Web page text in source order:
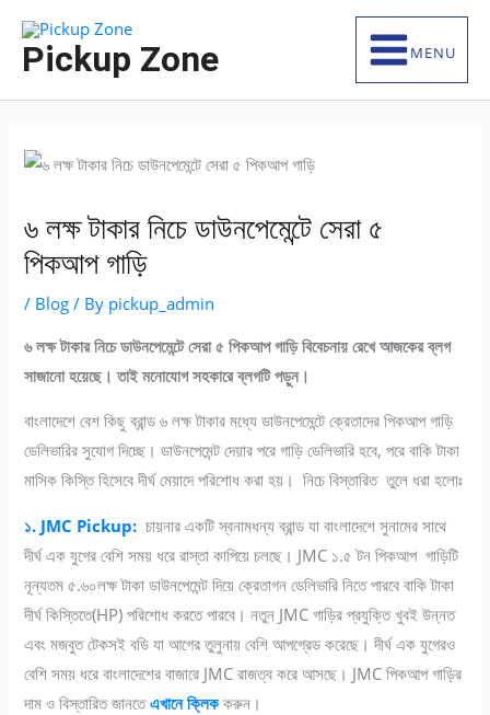
contentPickup Zone MENU
৬ লক্ষ টাকার নিচে ডাউনপেমেন্টে সেরা ৫
পিকআপ গাড়ি
/ Blog / By pickup_admin
৬ লক্ষ টাকার নিচে ডাউনপেমেন্টে সেরা ৫ পিকআপ গাড়ি বিবেচনায় রেখে আজকের ব্লগ
সাজানো হয়েছে। তাই মনোযোগ সহকারে ব্লগটি পড়ুন।
বাংলাদেশে বেশ কিছু ব্রান্ড ৬ লক্ষ টাকার মধ্যে ডাউনপেমেন্টে ক্রেতাদের পিকআপ গাড়ি
ডেলিভারির সুযোগ দিচ্ছে। ডাউনপেমেন্ট দেয়ার পরে গাড়ি ডেলিভারি হবে, পরে বাকি টাকা
মাসিক কিস্তি হিসেবে দীর্ঘ মেয়াদে পরিশোধ করা হয়। নিচে বিস্তারিত তুলে ধরা হলোঃ
১. JMC Pickup: চায়নার একটি স্বনামধন্য ব্রান্ড যা বাংলাদেশে সুনামের সাথে
দীর্ঘ এক যুগের বেশি সময় ধরে রাস্তা কাপিয়ে চলছে। JMC ১.৫ টন পিকআপ গাড়িটি
নূন্যতম ৫.৬০লক্ষ টাকা ডাউনপেমেন্ট দিয়ে ক্রেতাগন ডেলিভারি নিতে পারবে বাকি টাকা
দীর্ঘ কিস্তিতে(HP) পরিশোধ করতে পারবে। নতুন JMC গাড়ির প্রযুক্তি খুবই উন্নত
এবং মজবুত টেকসই বডি যা আগের তুলুনায় বেশি আপগ্রেড করেছে। দীর্ঘ এক যুগেরও
বেশি সময় ধরে বাংলাদেশের বাজারে JMC রাজত্ব করে আসছে। JMC পিকআপ গাড়ির
দাম ও বিস্তারিত জানতেএখানে ক্লিককরুন।
e
a
h
o
r
: